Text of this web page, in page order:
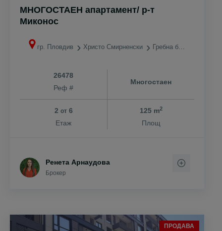
МНОГОСТАЕН апартамент/ р-т
Миконос
гр. Пловдив Христо Смирненски Гребна база
26478
Реф #
Многостаен
2 от6
Етаж
125 m2
Площ
Ренета Арнаудова
Брокер
ПРОДАВА